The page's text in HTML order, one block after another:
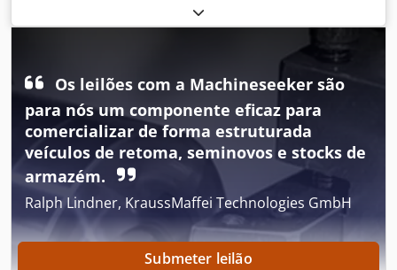
fabricação: 2013, 2014, 2015, 2016. Em excelente estado.
Dodpfx Aksx Tbk Rs Dskr
Os leilões com a Machineseeker são
para nós um componente eficaz para
comercializar de forma estruturada
veículos de retoma, seminovos e stocks de
armazém.
Ralph Lindner, KraussMaffei Technologies GmbH
Submeter leilão